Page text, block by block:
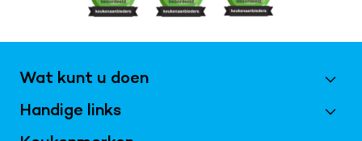
Wat kunt u doen
Maak een afspraak
Handige links